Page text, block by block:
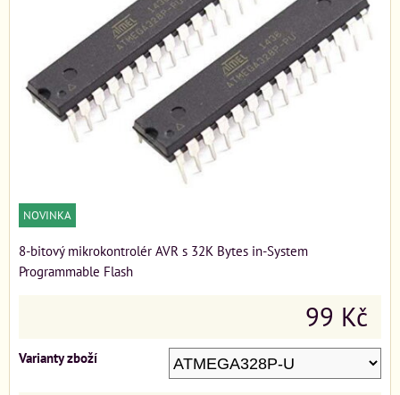
NOVINKA
8-bitový mikrokontrolér AVR s 32K Bytes in-System
Programmable Flash
99 Kč
Varianty zboží